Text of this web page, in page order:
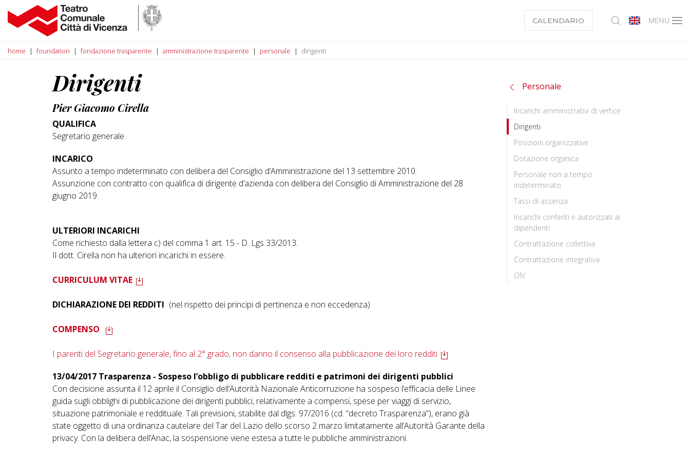
CALENDARIO MENU
home foundation fondazione trasparente amministrazione trasparente personale dirigenti
Dirigenti
Pier Giacomo Cirella
QUALIFICA
Segretario generale
INCARICO
Assunto a tempo indeterminato con delibera del Consiglio d’Amministrazione del 13 settembre 2010.
Assunzione con contratto con qualifica di dirigente d’azienda con delibera del Consiglio di Amministrazione del 28
giugno 2019.
ULTERIORI INCARICHI
Come richiesto dalla lettera c) del comma 1 art. 15 - D. Lgs 33/2013.
Il dott. Cirella non ha ulteriori incarichi in essere.
CURRICULUM VITAE
DICHIARAZIONE DEI REDDITI (nel rispetto dei principi di pertinenza e non eccedenza)
COMPENSO
I parenti del Segretario generale, fino al 2° grado, non danno il consenso alla pubblicazione dei loro redditi
13/04/2017 Trasparenza - Sospeso l’obbligo di pubblicare redditi e patrimoni dei dirigenti pubblici
Con decisione assunta il 12 aprile il Consiglio dell’Autorità Nazionale Anticorruzione ha sospeso l’efficacia delle Linee
guida sugli obblighi di pubblicazione dei dirigenti pubblici, relativamente a compensi, spese per viaggi di servizio,
situazione patrimoniale e reddituale. Tali previsioni, stabilite dal dlgs. 97/2016 (cd. “decreto Trasparenza”), erano già
state oggetto di una ordinanza cautelare del Tar del Lazio dello scorso 2 marzo limitatamente all’Autorità Garante della
privacy. Con la delibera dell’Anac, la sospensione viene estesa a tutte le pubbliche amministrazioni.
Personale
Incarichi amministrativi di vertice
Dirigenti
Posizioni organizzative
Dotazione organica
Personale non a tempo
indeterminato
Tassi di assenza
Incarichi conferiti e autorizzati ai
dipendenti
Contrattazione collettiva
Contrattazione integrativa
OIV